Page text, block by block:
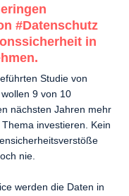
#Datenschutz
in
Studie von
wollen 9 von 10
nächsten Jahren mehr
investieren. Kein
nie.
werden die Daten in